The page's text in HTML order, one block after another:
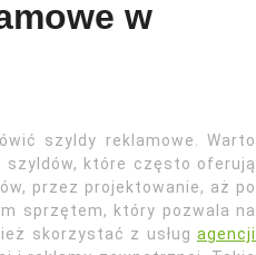
w
szyldy reklamowe. Warto
szyldów, które często oferują
przez projektowanie, aż po
sprzętem, który pozwala na
skorzystać z usług agencji